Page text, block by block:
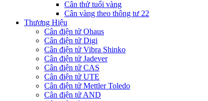
Cân thử tuổi vàng
Cân vàng theo thông tư 22
Thương Hiệu
Cân điện tử Ohaus
Cân điện tử Digi
Cân điện tử Vibra Shinko
Cân điện tử Jadever
Cân điện tử CAS
Cân điện tử UTE
Cân điện tử Mettler Toledo
Cân điện tử AND